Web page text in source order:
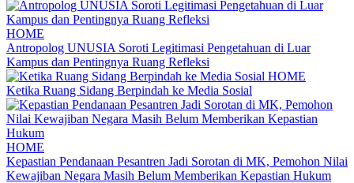
HOME
Antropolog UNUSIA Soroti Legitimasi Pengetahuan di Luar
Kampus dan Pentingnya Ruang Refleksi
HOME
Ketika Ruang Sidang Berpindah ke Media Sosial
HOME
Kepastian Pendanaan Pesantren Jadi Sorotan di MK, Pemohon Nilai
Kewajiban Negara Masih Belum Memberikan Kepastian Hukum